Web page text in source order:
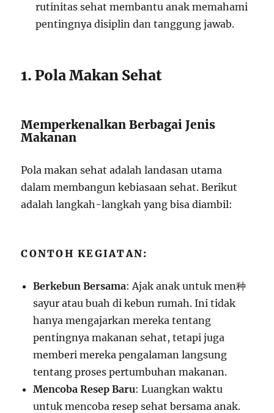
rutinitas sehat membantu anak memahami
pentingnya disiplin dan tanggung jawab.
1. Pola Makan Sehat
Memperkenalkan Berbagai Jenis
Makanan
Pola makan sehat adalah landasan utama
dalam membangun kebiasaan sehat. Berikut
adalah langkah-langkah yang bisa diambil:
CONTOH KEGIATAN:
Berkebun Bersama: Ajak anak untuk men种
sayur atau buah di kebun rumah. Ini tidak
hanya mengajarkan mereka tentang
pentingnya makanan sehat, tetapi juga
memberi mereka pengalaman langsung
tentang proses pertumbuhan makanan.
Mencoba Resep Baru: Luangkan waktu
untuk mencoba resep sehat bersama anak.